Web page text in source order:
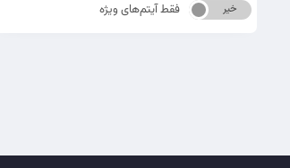
بله خیر فقط آیتم‌های ویژه